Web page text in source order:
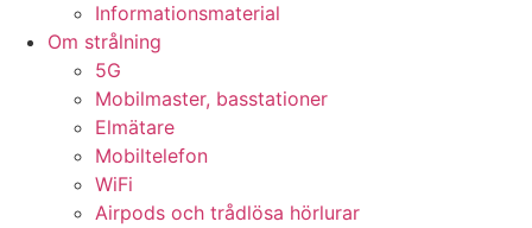
Informationsmaterial
Om strålning
5G
Mobilmaster, basstationer
Elmätare
Mobiltelefon
WiFi
Airpods och trådlösa hörlurar